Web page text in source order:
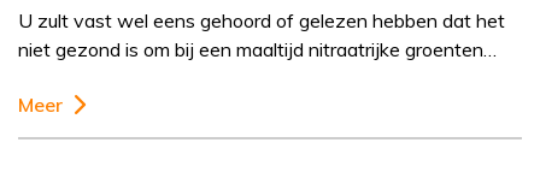
U zult vast wel eens gehoord of gelezen hebben dat het
niet gezond is om bij een maaltijd nitraatrijke groenten…
Meer